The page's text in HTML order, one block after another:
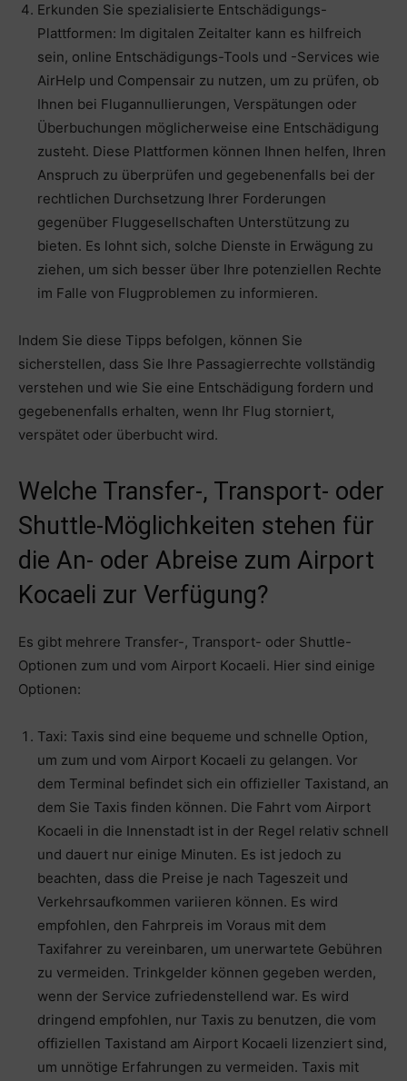
Erkunden Sie spezialisierte Entschädigungs-
Plattformen: Im digitalen Zeitalter kann es hilfreich
sein, online Entschädigungs-Tools und -Services wie
AirHelp und Compensair zu nutzen, um zu prüfen, ob
Ihnen bei Flugannullierungen, Verspätungen oder
Überbuchungen möglicherweise eine Entschädigung
zusteht. Diese Plattformen können Ihnen helfen, Ihren
Anspruch zu überprüfen und gegebenenfalls bei der
rechtlichen Durchsetzung Ihrer Forderungen
gegenüber Fluggesellschaften Unterstützung zu
bieten. Es lohnt sich, solche Dienste in Erwägung zu
ziehen, um sich besser über Ihre potenziellen Rechte
im Falle von Flugproblemen zu informieren.
Indem Sie diese Tipps befolgen, können Sie
sicherstellen, dass Sie Ihre Passagierrechte vollständig
verstehen und wie Sie eine Entschädigung fordern und
gegebenenfalls erhalten, wenn Ihr Flug storniert,
verspätet oder überbucht wird.
Welche Transfer-, Transport- oder
Shuttle-Möglichkeiten stehen für
die An- oder Abreise zum Airport
Kocaeli zur Verfügung?
Es gibt mehrere Transfer-, Transport- oder Shuttle-
Optionen zum und vom Airport Kocaeli. Hier sind einige
Optionen:
Taxi: Taxis sind eine bequeme und schnelle Option,
um zum und vom Airport Kocaeli zu gelangen. Vor
dem Terminal befindet sich ein offizieller Taxistand, an
dem Sie Taxis finden können. Die Fahrt vom Airport
Kocaeli in die Innenstadt ist in der Regel relativ schnell
und dauert nur einige Minuten. Es ist jedoch zu
beachten, dass die Preise je nach Tageszeit und
Verkehrsaufkommen variieren können. Es wird
empfohlen, den Fahrpreis im Voraus mit dem
Taxifahrer zu vereinbaren, um unerwartete Gebühren
zu vermeiden. Trinkgelder können gegeben werden,
wenn der Service zufriedenstellend war. Es wird
dringend empfohlen, nur Taxis zu benutzen, die vom
offiziellen Taxistand am Airport Kocaeli lizenziert sind,
um unnötige Erfahrungen zu vermeiden. Taxis mit